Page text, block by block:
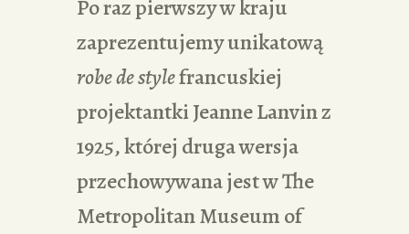
Po raz pierwszy w kraju
zaprezentujemy unikatową
robe de stylefrancuskiej
projektantki Jeanne Lanvin z
1925, której druga wersja
przechowywana jest w The
Metropolitan Museum of